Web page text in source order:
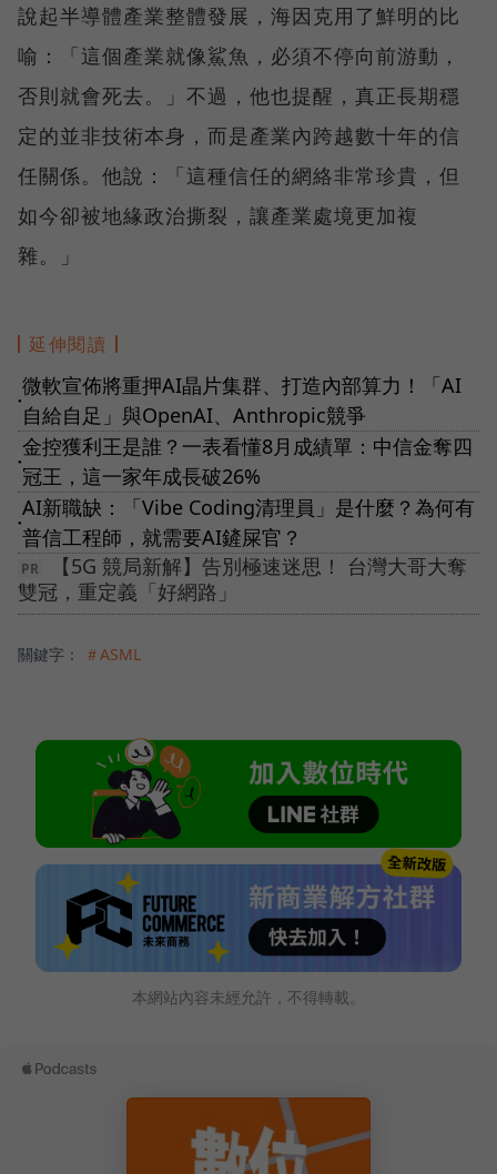
說起半導體產業整體發展，海因克用了鮮明的比
喻：「這個產業就像鯊魚，必須不停向前游動，
否則就會死去。」不過，他也提醒，真正長期穩
定的並非技術本身，而是產業內跨越數十年的信
任關係。他說：「這種信任的網絡非常珍貴，但
如今卻被地緣政治撕裂，讓產業處境更加複
雜。」
延伸閱讀
●
微軟宣佈將重押AI晶片集群、打造內部算力！「AI
自給自足」與OpenAI、Anthropic競爭
●
金控獲利王是誰？一表看懂8月成績單：中信金奪四
冠王，這一家年成長破26%
●
AI新職缺：「Vibe Coding清理員」是什麼？為何有
普信工程師，就需要AI鏟屎官？
【5G 競局新解】告別極速迷思！ 台灣大哥大奪
雙冠，重定義「好網路」
關鍵字： ＃ASML
本網站內容未經允許，不得轉載。